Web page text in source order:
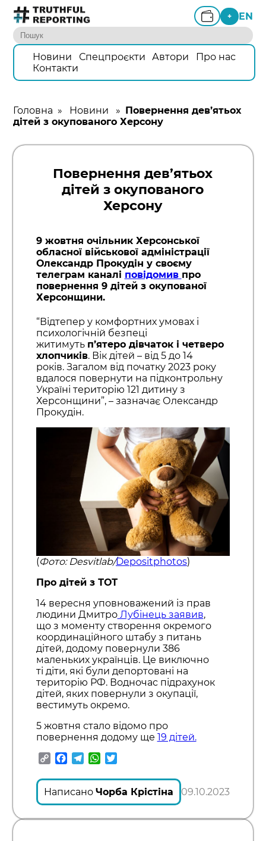
+ EN
Новини Спецпроєкти Автори
Про нас
Контакти
Головна » Новини » Повернення дев’ятьох
дітей з окупованого Херсону
Повернення дев’ятьох
дітей з окупованого
Херсону
9 жовтня очільник Херсонської
обласної військової адміністрації
Олександр Прокудін у своєму
телеграм каналі повідомив про
повернення 9 дітей з окупованої
Херсонщини.
“Відтепер у комфортних умовах і
психологічній безпеці
житимуть п’ятеро дівчаток і четверо
хлопчиків. Вік дітей – від 5 до 14
років. Загалом від початку 2023 року
вдалося повернути на підконтрольну
Україні територію 121 дитину з
Херсонщини”, – зазначає Олександр
Прокудін.
(Фото: Desvitlab/Depositphotos)
Про дітей з ТОТ
14 вересня уповноважений із прав
людини ДмитроЛубінець заявив,
що з моменту створення окремого
координаційного штабу з питань
дітей, додому повернули 386
маленьких українців. Це виключно
ті діти, які були депортовані на
територію РФ. Водночас підрахунок
дітей, яких повернули з окупації,
вестимуть окремо.
5 жовтня стало відомо про
повернення додому ще 19 дітей.
CopyFacebook
TelegramWhatsApp
Написано Чорба Крістіна 09.10.2023